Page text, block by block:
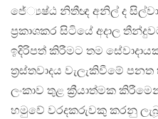
ජේ්‍යෂ්ඨ නිතීඥ අනිල් ද සිල්වා
ප්‍රකාශකර සිටියේ අදාල
ඉදිරිපත් කිරීමට තම
ත්‍රස්තවාදය වැලැකිවීමේ පනත
ලංකාව තුළ ක්‍රීයාත්මක
හමුවේ වරදකරුවකු කරනු ලැබූ